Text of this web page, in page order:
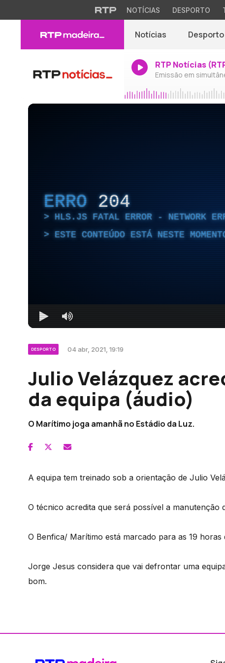
NOTÍCIAS DESPORTO
Notícias Desporto
RTP Notícias
Emissão em
ERRO 204
HLS.JS FATAL ERROR - NETWORK
ESTE CONTEÚDO ESTÁ NESTE
DESPORTO 04 abr, 2021, 19:19
Julio Velázquez
da equipa (áudio)
O Marítimo joga amanhã no Estádio da Luz.
A equipa tem treinado sob a orientação de Julio
O técnico acredita que será possível a manutenção
O Benfica/ Marítimo está marcado para as 19 horas
Jorge Jesus considera que vai defrontar uma
bom.